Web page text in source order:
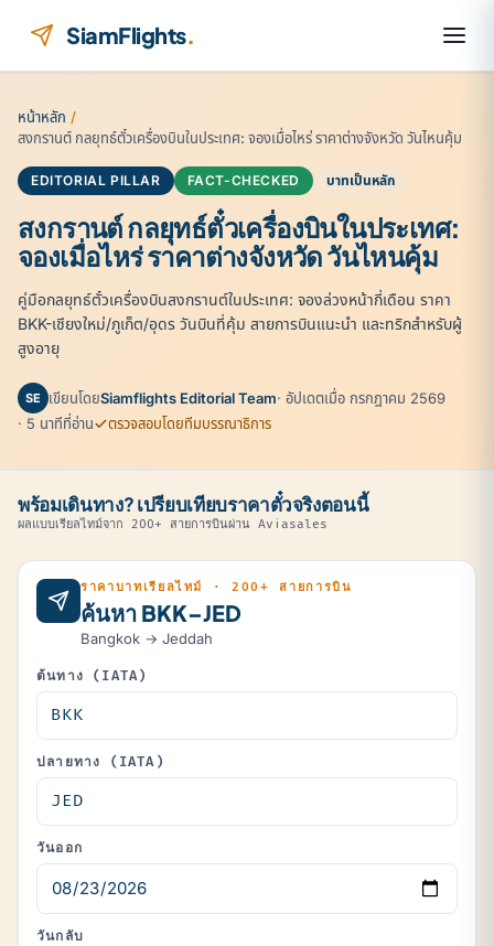
SiamFlights.
หน้าหลัก /
สงกรานต์ กลยุทธ์ตั๋วเครื่องบินในประเทศ: จองเมื่อไหร่ ราคาต่างจังหวัด วันไหนคุ้ม
EDITORIAL PILLAR FACT-CHECKED บาทเป็นหลัก
สงกรานต์ กลยุทธ์ตั๋วเครื่องบินในประเทศ:
จองเมื่อไหร่ ราคาต่างจังหวัด วันไหนคุ้ม
คู่มือกลยุทธ์ตั๋วเครื่องบินสงกรานต์ในประเทศ: จองล่วงหน้ากี่เดือน ราคา
BKK-เชียงใหม่/ภูเก็ต/อุดร วันบินที่คุ้ม สายการบินแนะนำ และทริกสำหรับผู้
สูงอายุ
SE เขียนโดยSiamflights Editorial Team· อัปเดตเมื่อ กรกฎาคม 2569
· 5 นาทีที่อ่าน
ตรวจสอบโดยทีมบรรณาธิการ
พร้อมเดินทาง? เปรียบเทียบราคาตั๋วจริงตอนนี้
ผลแบบเรียลไทม์จาก 200+ สายการบินผ่าน Aviasales
ราคาบาทเรียลไทม์ · 200+ สายการบิน
ค้นหา BKK–JED
Bangkok → Jeddah
ต้นทาง (IATA)
ปลายทาง (IATA)
วันออก
วันกลับ